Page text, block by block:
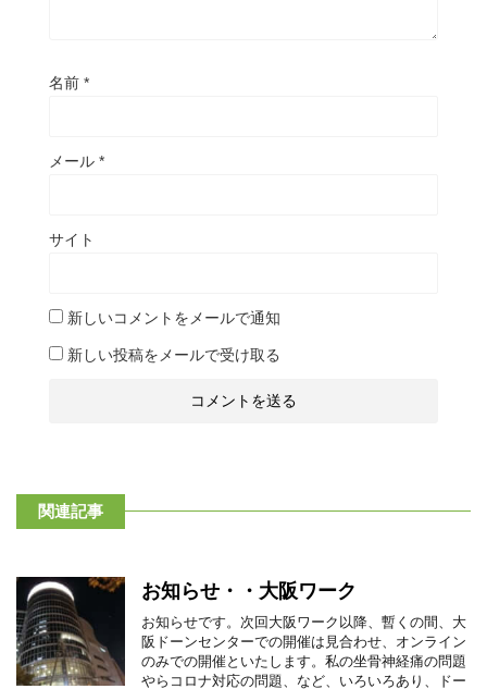
名前 *
メール *
サイト
新しいコメントをメールで通知
新しい投稿をメールで受け取る
関連記事
お知らせ・・大阪ワーク
お知らせです。次回大阪ワーク以降、暫くの間、大
阪ドーンセンターでの開催は見合わせ、オンライン
のみでの開催といたします。私の坐骨神経痛の問題
やらコロナ対応の問題、など、いろいろあり、ドー